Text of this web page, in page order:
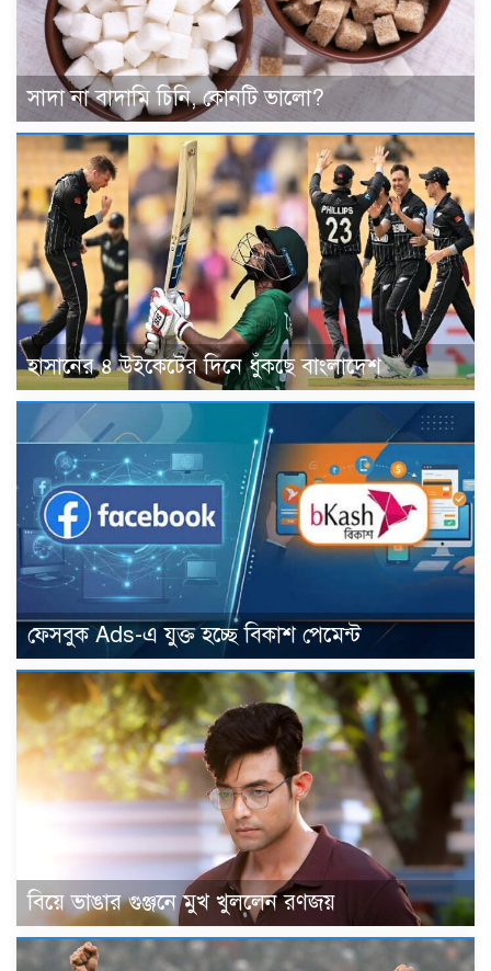
সাদা না বাদামি চিনি, কোনটি ভালো?
হাসানের ৪ উইকেটের দিনে ধুঁকছে বাংলাদেশ
ফেসবুক Ads-এ যুক্ত হচ্ছে বিকাশ পেমেন্ট
বিয়ে ভাঙার গুঞ্জনে মুখ খুললেন রণজয়